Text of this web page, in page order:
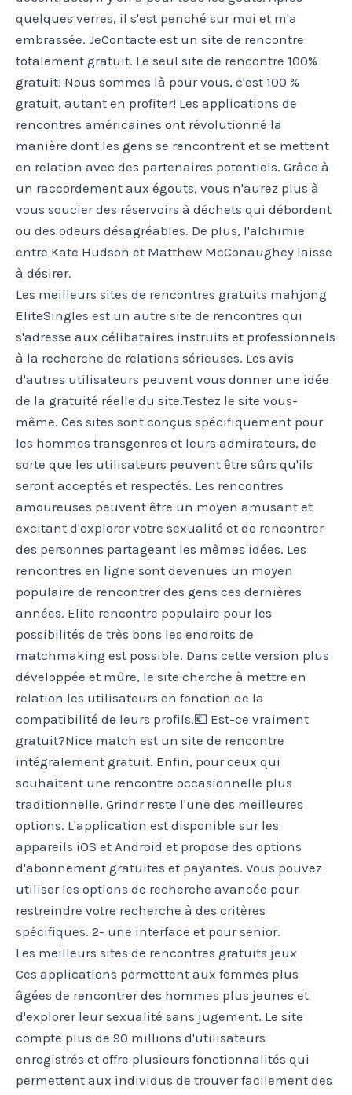
quelques verres, il s'est penché sur moi et m'a
embrassée. JeContacte est un site de rencontre
totalement gratuit. Le seul site de rencontre 100%
gratuit! Nous sommes là pour vous, c'est 100 %
gratuit, autant en profiter! Les applications de
rencontres américaines ont révolutionné la
manière dont les gens se rencontrent et se mettent
en relation avec des partenaires potentiels. Grâce à
un raccordement aux égouts, vous n'aurez plus à
vous soucier des réservoirs à déchets qui débordent
ou des odeurs désagréables. De plus, l'alchimie
entre Kate Hudson et Matthew McConaughey laisse
à désirer.
Les meilleurs sites de rencontres gratuits mahjong
EliteSingles est un autre site de rencontres qui
s'adresse aux célibataires instruits et professionnels
à la recherche de relations sérieuses. Les avis
d'autres utilisateurs peuvent vous donner une idée
de la gratuité réelle du site.Testez le site vous-
même. Ces sites sont conçus spécifiquement pour
les hommes transgenres et leurs admirateurs, de
sorte que les utilisateurs peuvent être sûrs qu'ils
seront acceptés et respectés. Les rencontres
amoureuses peuvent être un moyen amusant et
excitant d'explorer votre sexualité et de rencontrer
des personnes partageant les mêmes idées. Les
rencontres en ligne sont devenues un moyen
populaire de rencontrer des gens ces dernières
années. Elite rencontre populaire pour les
possibilités de très bons les endroits de
matchmaking est possible. Dans cette version plus
développée et mûre, le site cherche à mettre en
relation les utilisateurs en fonction de la
compatibilité de leurs profils.💶 Est-ce vraiment
gratuit?Nice match est un site de rencontre
intégralement gratuit. Enfin, pour ceux qui
souhaitent une rencontre occasionnelle plus
traditionnelle, Grindr reste l'une des meilleures
options. L'application est disponible sur les
appareils iOS et Android et propose des options
d'abonnement gratuites et payantes. Vous pouvez
utiliser les options de recherche avancée pour
restreindre votre recherche à des critères
spécifiques. 2- une interface et pour senior.
Les meilleurs sites de rencontres gratuits jeux
Ces applications permettent aux femmes plus
âgées de rencontrer des hommes plus jeunes et
d'explorer leur sexualité sans jugement. Le site
compte plus de 90 millions d'utilisateurs
enregistrés et offre plusieurs fonctionnalités qui
permettent aux individus de trouver facilement des